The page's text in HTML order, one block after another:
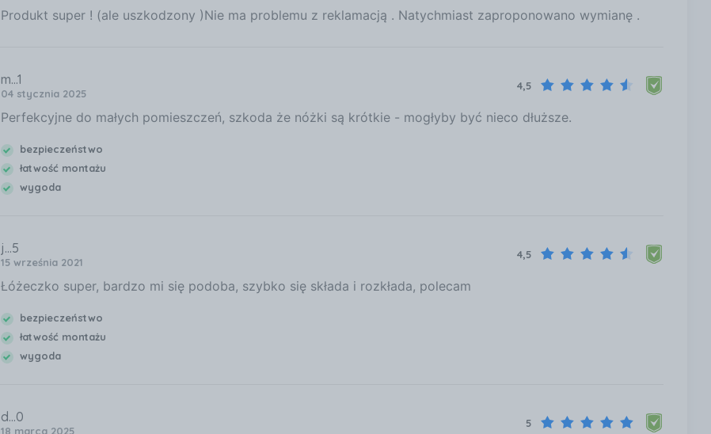
Produkt super ! (ale uszkodzony )Nie ma problemu z reklamacją . Natychmiast zaproponowano wymianę .
m...1
04 stycznia 2025
4,5
Perfekcyjne do małych pomieszczeń, szkoda że nóżki są krótkie - mogłyby być nieco dłuższe.
bezpieczeństwo
łatwość montażu
wygoda
j...5
15 września 2021
4,5
Łóżeczko super, bardzo mi się podoba, szybko się składa i rozkłada, polecam
bezpieczeństwo
łatwość montażu
wygoda
d...0
18 marca 2025
5